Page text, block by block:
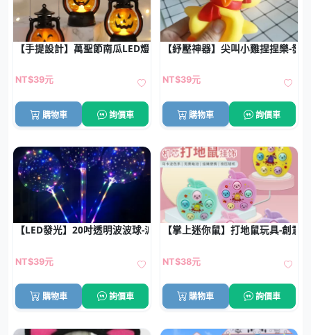
【手提設計】萬聖節南瓜LED燈 - 節慶佈置裝飾燈
NT$39元
購物車 詢價車
【紓壓神器】尖叫小雞捏捏樂-發
NT$39元
購物車 詢價車
【LED發光】20吋透明波波球-派對活動吸睛神器
NT$39元
購物車 詢價車
【掌上迷你鼠】打地鼠玩具-創意
NT$38元
購物車 詢價車